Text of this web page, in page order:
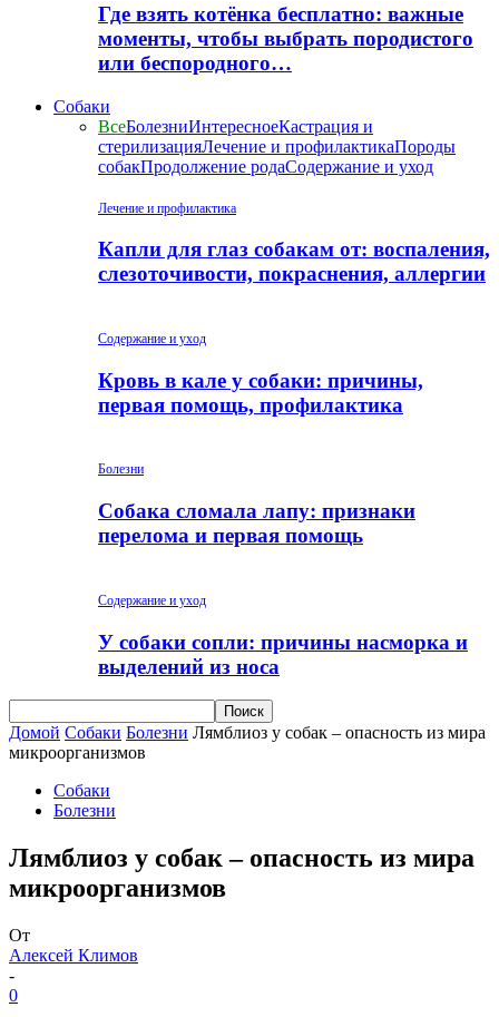
Где взять котёнка бесплатно: важные
моменты, чтобы выбрать породистого
или беспородного…
Собаки
ВсеБолезниИнтересноеКастрация и
стерилизацияЛечение и профилактикаПороды
собакПродолжение родаСодержание и уход
Лечение и профилактика
Капли для глаз собакам от: воспаления,
слезоточивости, покраснения, аллергии
Содержание и уход
Кровь в кале у собаки: причины,
первая помощь, профилактика
Болезни
Собака сломала лапу: признаки
перелома и первая помощь
Содержание и уход
У собаки сопли: причины насморка и
выделений из носа
Домой Собаки Болезни Лямблиоз у собак – опасность из мира
микроорганизмов
Собаки
Болезни
Лямблиоз у собак – опасность из мира
микроорганизмов
От
Алексей Климов
-
0